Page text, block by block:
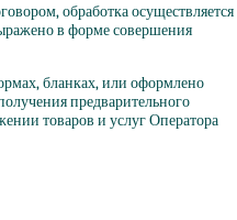
обработка осуществляется
в форме совершения
бланках, или оформлено
предварительного
товаров и услуг Оператора